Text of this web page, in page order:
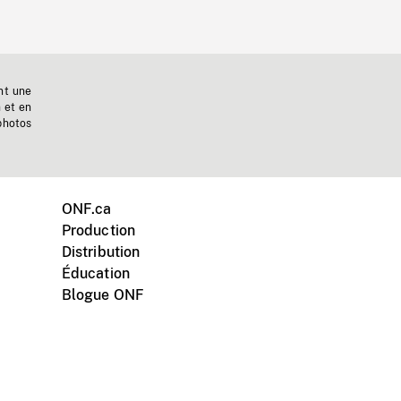
une
et en
ONF.ca
Production
Distribution
Éducation
Blogue ONF